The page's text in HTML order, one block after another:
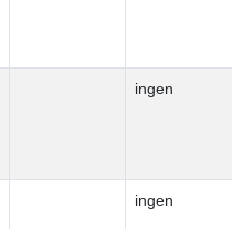
ingen
ingen